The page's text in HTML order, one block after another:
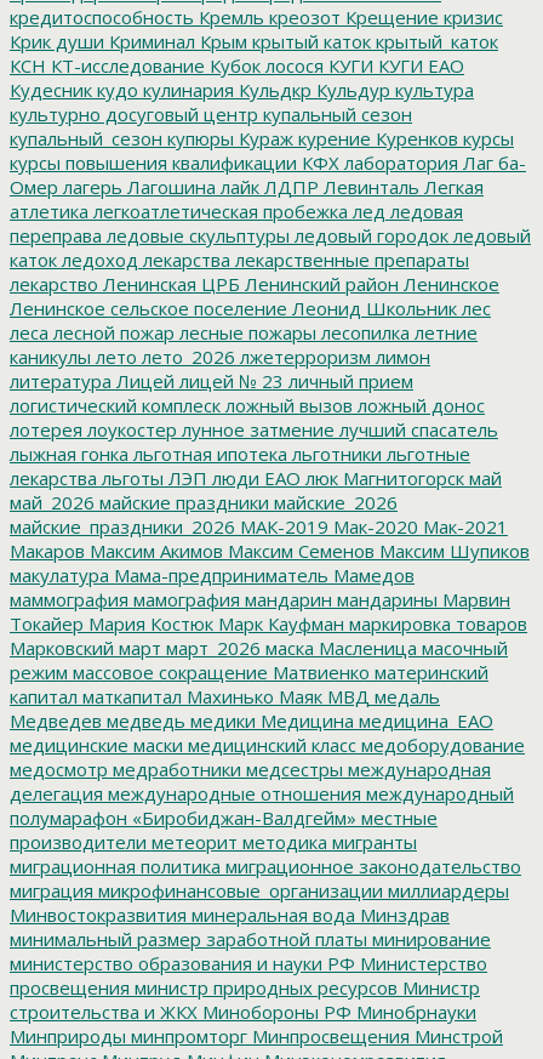
кредитоспособность Кремль креозот Крещение кризис
Крик души Криминал Крым крытый каток крытый_каток
КСН КТ-исследование Кубок лосося КУГИ КУГИ ЕАО
Кудесник кудо кулинария Кульдкр Кульдур культура
культурно досуговый центр купальный сезон
купальный_сезон купюры Кураж курение Куренков курсы
курсы повышения квалификации КФХ лаборатория Лаг ба-
Омер лагерь Лагошина лайк ЛДПР Левинталь Легкая
атлетика легкоатлетическая пробежка лед ледовая
переправа ледовые скульптуры ледовый городок ледовый
каток ледоход лекарства лекарственные препараты
лекарство Ленинская ЦРБ Ленинский район Ленинское
Ленинское сельское поселение Леонид Школьник лес
леса лесной пожар лесные пожары лесопилка летние
каникулы лето лето_2026 лжетерроризм лимон
литература Лицей лицей № 23 личный прием
логистический комплеск ложный вызов ложный донос
лотерея лоукостер лунное затмение лучший спасатель
лыжная гонка льготная ипотека льготники льготные
лекарства льготы ЛЭП люди ЕАО люк Магнитогорск май
май_2026 майские праздники майские_2026
майские_праздники_2026 МАК-2019 Мак-2020 Мак-2021
Макаров Максим Акимов Максим Семенов Максим Шупиков
макулатура Мама-предприниматель Мамедов
маммография мамография мандарин мандарины Марвин
Токайер Мария Костюк Марк Кауфман маркировка товаров
Марковский март март_2026 маска Масленица масочный
режим массовое сокращение Матвиенко материнский
капитал маткапитал Махинько Маяк МВД медаль
Медведев медведь медики Медицина медицина_ЕАО
медицинские маски медицинский класс медоборудование
медосмотр медработники медсестры международная
делегация международные отношения международный
полумарафон «Биробиджан-Валдгейм» местные
производители метеорит методика мигранты
миграционная политика миграционное законодательство
миграция микрофинансовые_организации миллиардеры
Минвостокразвития минеральная вода Минздрав
минимальный размер заработной платы минирование
министерство образования и науки РФ Министерство
просвещения министр природных ресурсов Министр
строительства и ЖКХ Минобороны РФ Минобрнауки
Минприроды минпромторг Минпросвещения Минстрой